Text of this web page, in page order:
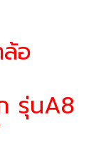
อ
รุ่นA8